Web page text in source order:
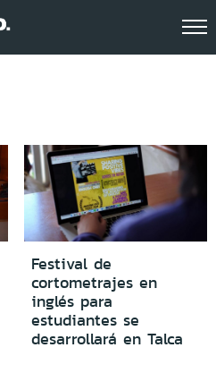
al contenido
Festival de
cortometrajes en
inglés para
estudiantes se
desarrollará en Talca